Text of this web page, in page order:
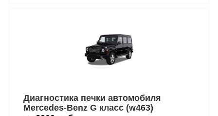
Диагностика печки автомобиля
Mercedes-Benz G класс (w463)